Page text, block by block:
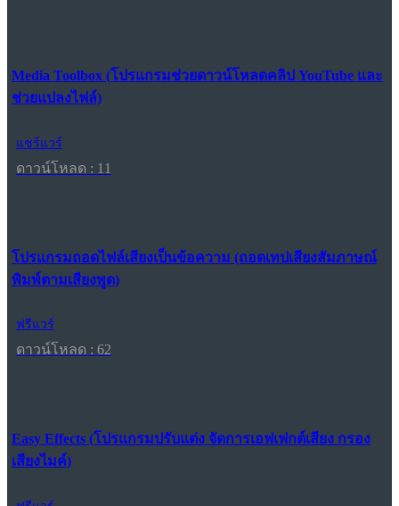
Media Toolbox (โปรแกรมช่วยดาวน์โหลดคลิป YouTube และ
ช่วยแปลงไฟล์)
แชร์แวร์
ดาวน์โหลด : 11
โปรแกรมถอดไฟล์เสียงเป็นข้อความ (ถอดเทปเสียงสัมภาษณ์
พิมพ์ตามเสียงพูด)
ฟรีแวร์
ดาวน์โหลด : 62
Easy Effects (โปรแกรมปรับแต่ง จัดการเอฟเฟกต์เสียง กรอง
เสียงไมค์)